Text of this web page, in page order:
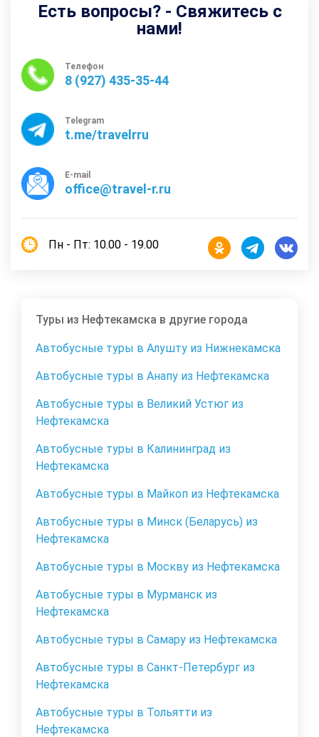
Есть вопросы? - Свяжитесь с
нами!
Телефон
8 (927) 435-35-44
Telegram
t.me/travelrru
E-mail
office@travel-r.ru
Пн - Пт: 10.00 - 19.00
Туры из Нефтекамска в другие города
Автобусные туры в Алушту из Нижнекамска
Автобусные туры в Анапу из Нефтекамска
Автобусные туры в Великий Устюг из
Нефтекамска
Автобусные туры в Калининград из
Нефтекамска
Автобусные туры в Майкоп из Нефтекамска
Автобусные туры в Минск (Беларусь) из
Нефтекамска
Автобусные туры в Москву из Нефтекамска
Автобусные туры в Мурманск из
Нефтекамска
Автобусные туры в Самару из Нефтекамска
Автобусные туры в Санкт-Петербург из
Нефтекамска
Автобусные туры в Тольятти из
Нефтекамска